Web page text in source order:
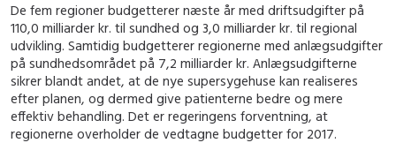
De fem regioner budgetterer næste år med driftsudgifter på
110,0 milliarder kr. til sundhed og 3,0 milliarder kr. til regional
udvikling. Samtidig budgetterer regionerne med anlægsudgifter
på sundhedsområdet på 7,2 milliarder kr. Anlægsudgifterne
sikrer blandt andet, at de nye supersygehuse kan realiseres
efter planen, og dermed give patienterne bedre og mere
effektiv behandling. Det er regeringens forventning, at
regionerne overholder de vedtagne budgetter for 2017.